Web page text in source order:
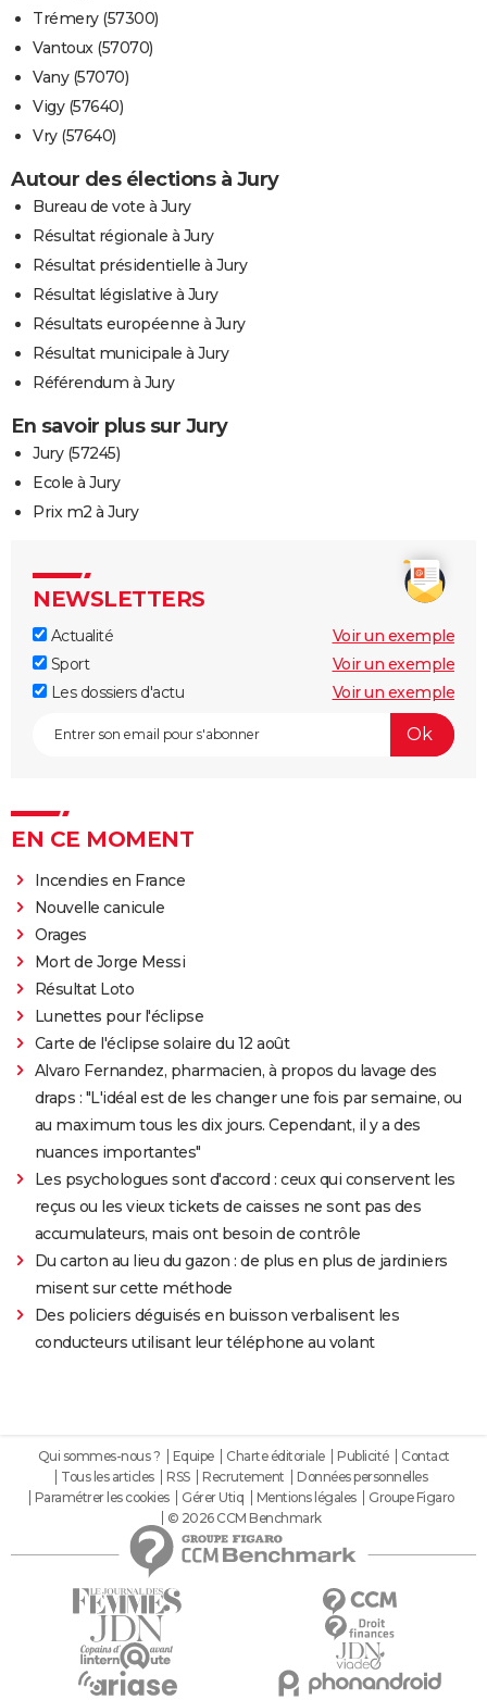
Trémery (57300)
Vantoux (57070)
Vany (57070)
Vigy (57640)
Vry (57640)
Autour des élections à Jury
Bureau de vote à Jury
Résultat régionale à Jury
Résultat présidentielle à Jury
Résultat législative à Jury
Résultats européenne à Jury
Résultat municipale à Jury
Référendum à Jury
En savoir plus sur Jury
Jury (57245)
Ecole à Jury
Prix m2 à Jury
NEWSLETTERS
Actualité
Voir un exemple
Sport
Voir un exemple
Les dossiers d'actu
Voir un exemple
EN CE MOMENT
Incendies en France
Nouvelle canicule
Orages
Mort de Jorge Messi
Résultat Loto
Lunettes pour l'éclipse
Carte de l'éclipse solaire du 12 août
Alvaro Fernandez, pharmacien, à propos du lavage des
draps : "L'idéal est de les changer une fois par semaine, ou
au maximum tous les dix jours. Cependant, il y a des
nuances importantes"
Les psychologues sont d'accord : ceux qui conservent les
reçus ou les vieux tickets de caisses ne sont pas des
accumulateurs, mais ont besoin de contrôle
Du carton au lieu du gazon : de plus en plus de jardiniers
misent sur cette méthode
Des policiers déguisés en buisson verbalisent les
conducteurs utilisant leur téléphone au volant
Qui sommes-nous ? Equipe Charte éditoriale Publicité
Contact
Tous les articles
RSS Recrutement
Données personnelles
Paramétrer les cookies
Gérer Utiq Mentions légales
Groupe Figaro
© 2026 CCM Benchmark